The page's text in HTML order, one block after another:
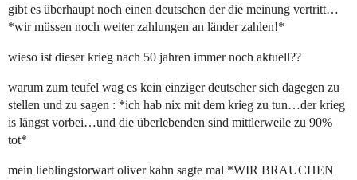
gibt es überhaupt noch einen deutschen der die meinung vertritt…
*wir müssen noch weiter zahlungen an länder zahlen!*
wieso ist dieser krieg nach 50 jahren immer noch aktuell??
warum zum teufel wag es kein einziger deutscher sich dagegen zu
stellen und zu sagen : *ich hab nix mit dem krieg zu tun…der krieg
is längst vorbei…und die überlebenden sind mittlerweile zu 90%
tot*
mein lieblingstorwart oliver kahn sagte mal *WIR BRAUCHEN